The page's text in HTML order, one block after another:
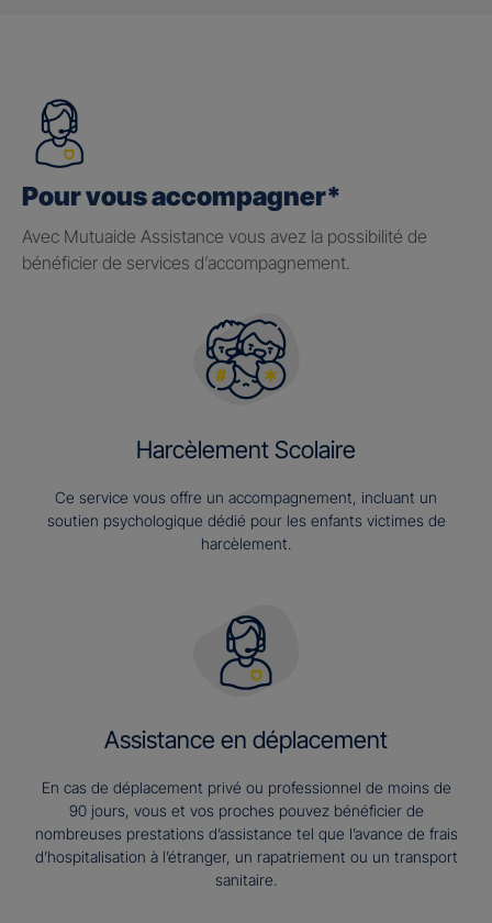
Pour vous accompagner*
Avec Mutuaide Assistance vous avez la possibilité de
bénéficier de services d’accompagnement.
Harcèlement Scolaire
Ce service vous offre un accompagnement, incluant un
soutien psychologique dédié pour les enfants victimes de
harcèlement.
Assistance en déplacement
En cas de déplacement privé ou professionnel de moins de
90 jours, vous et vos proches pouvez bénéficier de
nombreuses prestations d’assistance tel que l’avance de frais
d’hospitalisation à l’étranger, un rapatriement ou un transport
sanitaire.